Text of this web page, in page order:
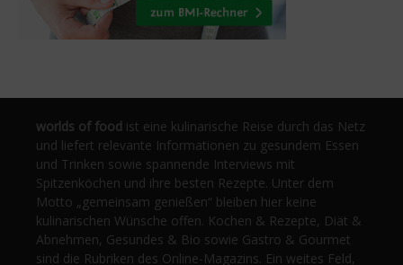
worlds of food ist eine kulinarische Reise durch das Netz
und liefert relevante Informationen zu gesundem Essen
und Trinken sowie spannende Interviews mit
Spitzenköchen und ihre besten Rezepte. Unter dem
Motto „gemeinsam genießen“ bleiben hier keine
kulinarischen Wünsche offen. Kochen & Rezepte, Diät &
Abnehmen, Gesundes & Bio sowie Gastro & Gourmet
sind die Rubriken des Online-Magazins. Ein weites Feld,